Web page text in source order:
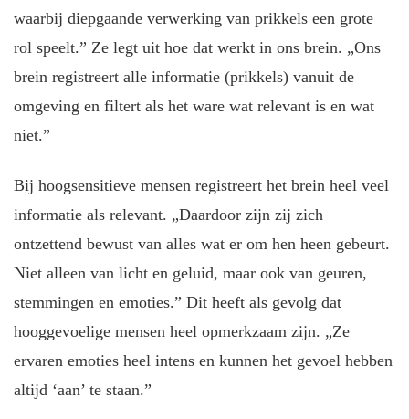
waarbij diepgaande verwerking van prikkels een grote
rol speelt.” Ze legt uit hoe dat werkt in ons brein. „Ons
brein registreert alle informatie (prikkels) vanuit de
omgeving en filtert als het ware wat relevant is en wat
niet.”
Bij hoogsensitieve mensen registreert het brein heel veel
informatie als relevant. „Daardoor zijn zij zich
ontzettend bewust van alles wat er om hen heen gebeurt.
Niet alleen van licht en geluid, maar ook van geuren,
stemmingen en emoties.” Dit heeft als gevolg dat
hooggevoelige mensen heel opmerkzaam zijn. „Ze
ervaren emoties heel intens en kunnen het gevoel hebben
altijd ‘aan’ te staan.”